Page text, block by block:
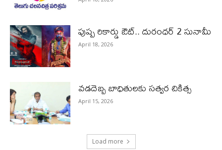
పుష్ప రికార్డు ఔట్‌.. దురంధ‌ర్ 2 సునామీ
April 18, 2026
వడదెబ్బ బాధితులకు సత్వర చికిత్స
April 15, 2026
Load more